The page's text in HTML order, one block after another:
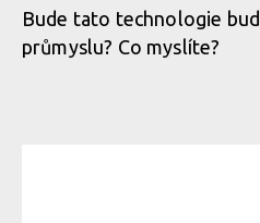
Bude tato technologie
průmyslu? Co myslíte?